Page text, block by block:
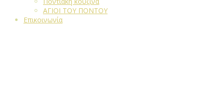
ΑΓΙΟΙ ΤΟΥ ΠΟΝΤΟΥ
Επικοινωνία